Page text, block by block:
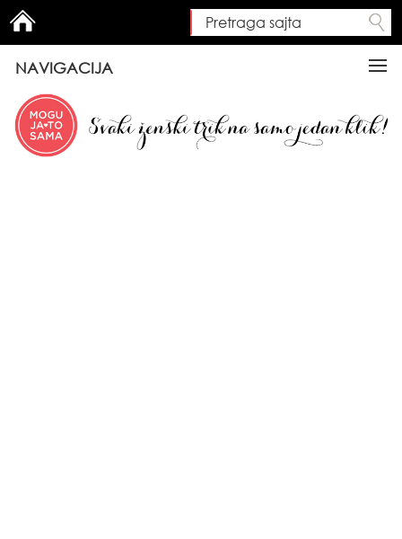
Search form
Pretraga sajta
NAVIGACIJA